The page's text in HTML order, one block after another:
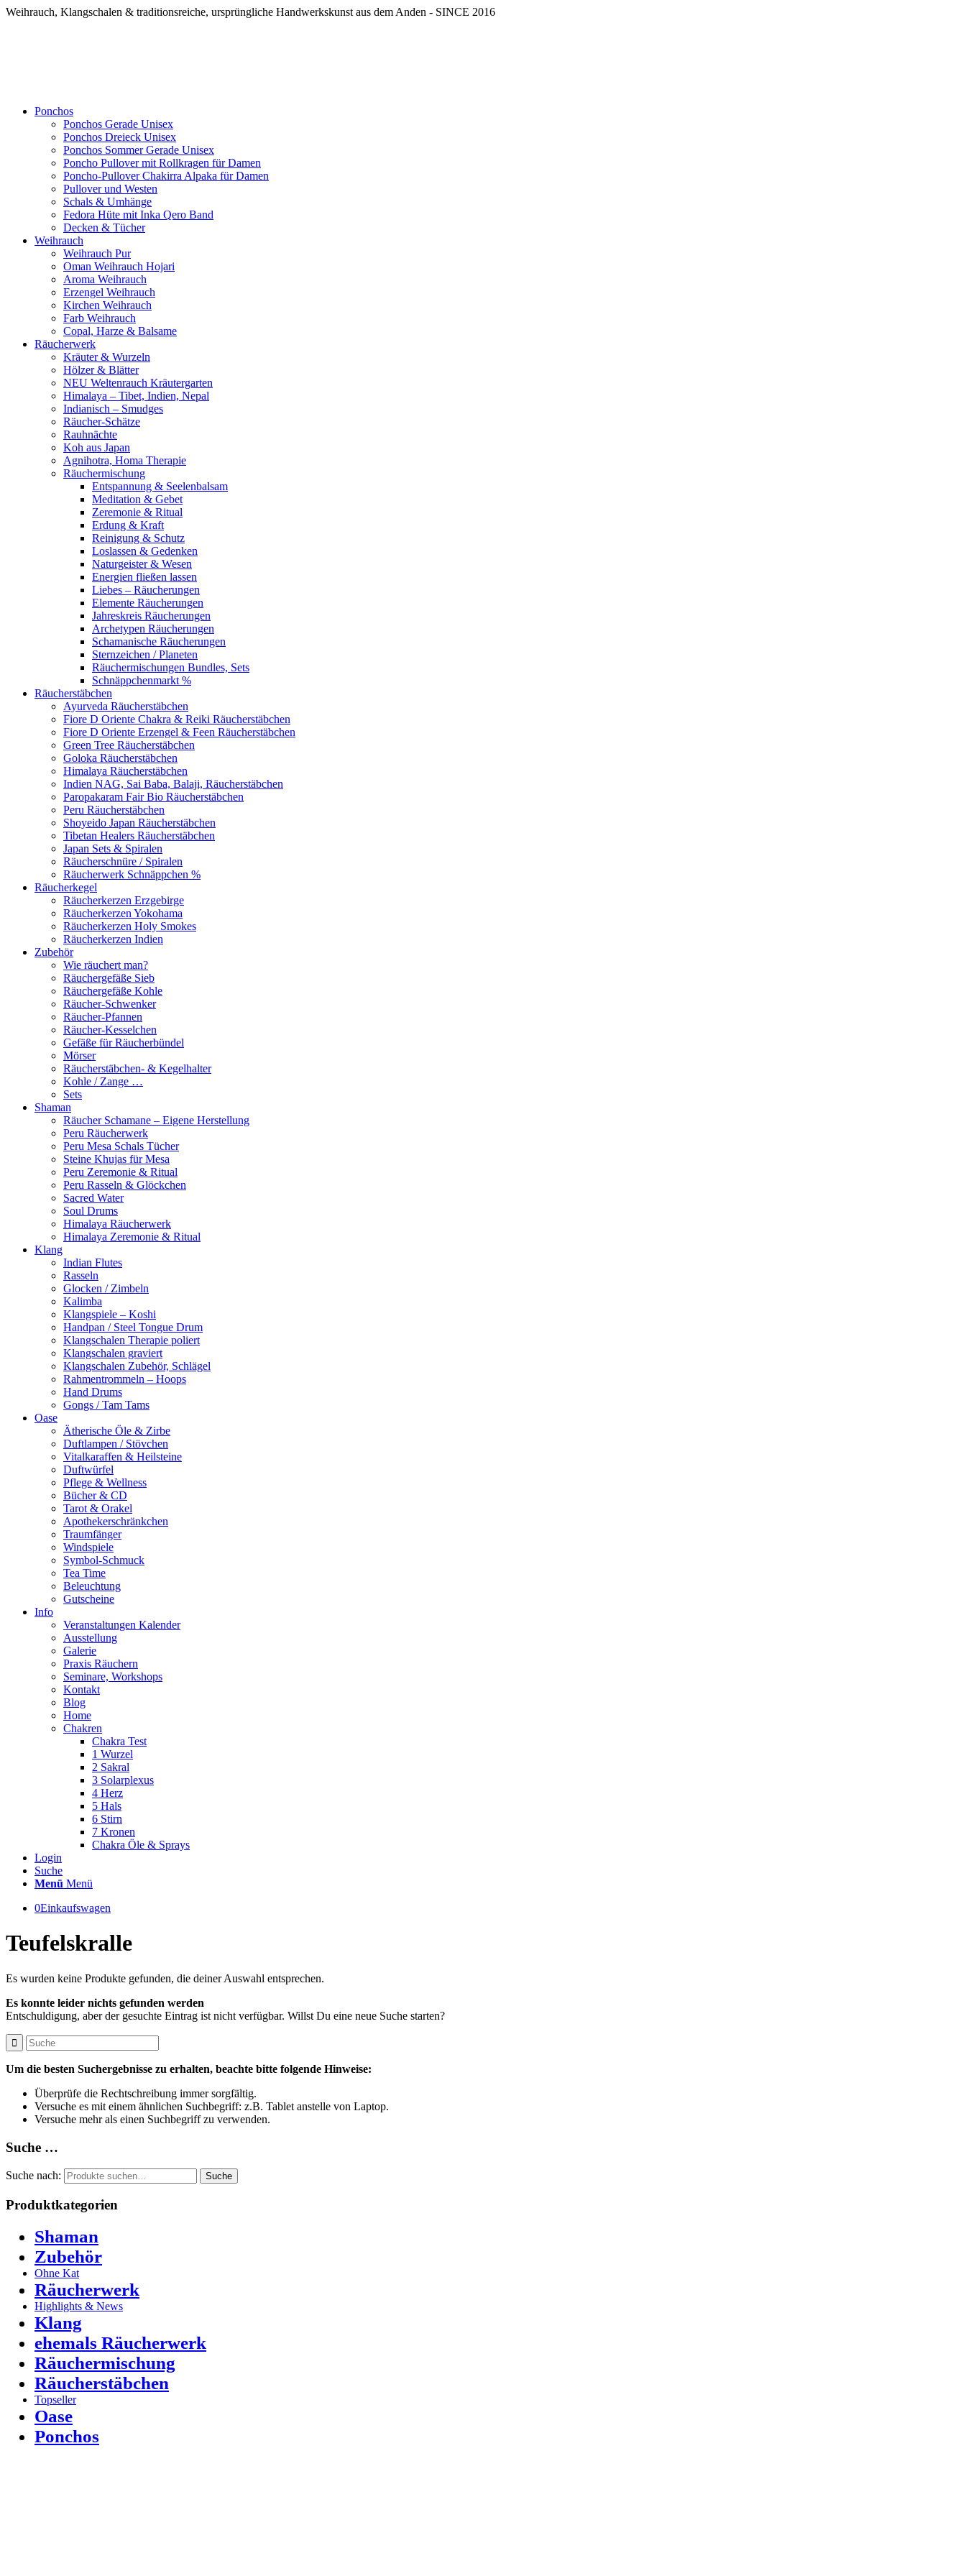
Weihrauch, Klangschalen & traditionsreiche, ursprüngliche Handwerkskunst aus dem Anden - SINCE 2016
Ponchos
Ponchos Gerade Unisex
Ponchos Dreieck Unisex
Ponchos Sommer Gerade Unisex
Poncho Pullover mit Rollkragen für Damen
Poncho-Pullover Chakirra Alpaka für Damen
Pullover und Westen
Schals & Umhänge
Fedora Hüte mit Inka Qero Band
Decken & Tücher
Weihrauch
Weihrauch Pur
Oman Weihrauch Hojari
Aroma Weihrauch
Erzengel Weihrauch
Kirchen Weihrauch
Farb Weihrauch
Copal, Harze & Balsame
Räucherwerk
Kräuter & Wurzeln
Hölzer & Blätter
NEU Weltenrauch Kräutergarten
Himalaya – Tibet, Indien, Nepal
Indianisch – Smudges
Räucher-Schätze
Rauhnächte
Koh aus Japan
Agnihotra, Homa Therapie
Räuchermischung
Entspannung & Seelenbalsam
Meditation & Gebet
Zeremonie & Ritual
Erdung & Kraft
Reinigung & Schutz
Loslassen & Gedenken
Naturgeister & Wesen
Energien fließen lassen
Liebes – Räucherungen
Elemente Räucherungen
Jahreskreis Räucherungen
Archetypen Räucherungen
Schamanische Räucherungen
Sternzeichen / Planeten
Räuchermischungen Bundles, Sets
Schnäppchenmarkt %
Räucherstäbchen
Ayurveda Räucherstäbchen
Fiore D Oriente Chakra & Reiki Räucherstäbchen
Fiore D Oriente Erzengel & Feen Räucherstäbchen
Green Tree Räucherstäbchen
Goloka Räucherstäbchen
Himalaya Räucherstäbchen
Indien NAG, Sai Baba, Balaji, Räucherstäbchen
Paropakaram Fair Bio Räucherstäbchen
Peru Räucherstäbchen
Shoyeido Japan Räucherstäbchen
Tibetan Healers Räucherstäbchen
Japan Sets & Spiralen
Räucherschnüre / Spiralen
Räucherwerk Schnäppchen %
Räucherkegel
Räucherkerzen Erzgebirge
Räucherkerzen Yokohama
Räucherkerzen Holy Smokes
Räucherkerzen Indien
Zubehör
Wie räuchert man?
Räuchergefäße Sieb
Räuchergefäße Kohle
Räucher-Schwenker
Räucher-Pfannen
Räucher-Kesselchen
Gefäße für Räucherbündel
Mörser
Räucherstäbchen- & Kegelhalter
Kohle / Zange …
Sets
Shaman
Räucher Schamane – Eigene Herstellung
Peru Räucherwerk
Peru Mesa Schals Tücher
Steine Khujas für Mesa
Peru Zeremonie & Ritual
Peru Rasseln & Glöckchen
Sacred Water
Soul Drums
Himalaya Räucherwerk
Himalaya Zeremonie & Ritual
Klang
Indian Flutes
Rasseln
Glocken / Zimbeln
Kalimba
Klangspiele – Koshi
Handpan / Steel Tongue Drum
Klangschalen Therapie poliert
Klangschalen graviert
Klangschalen Zubehör, Schlägel
Rahmentrommeln – Hoops
Hand Drums
Gongs / Tam Tams
Oase
Ätherische Öle & Zirbe
Duftlampen / Stövchen
Vitalkaraffen & Heilsteine
Duftwürfel
Pflege & Wellness
Bücher & CD
Tarot & Orakel
Apothekerschränkchen
Traumfänger
Windspiele
Symbol-Schmuck
Tea Time
Beleuchtung
Gutscheine
Info
Veranstaltungen Kalender
Ausstellung
Galerie
Praxis Räuchern
Seminare, Workshops
Kontakt
Blog
Home
Chakren
Chakra Test
1 Wurzel
2 Sakral
3 Solarplexus
4 Herz
5 Hals
6 Stirn
7 Kronen
Chakra Öle & Sprays
Login
Suche
Menü Menü
0Einkaufswagen
Teufelskralle
Es wurden keine Produkte gefunden, die deiner Auswahl entsprechen.
Es konnte leider nichts gefunden werden
Entschuldigung, aber der gesuchte Eintrag ist nicht verfügbar. Willst Du eine neue Suche starten?
Um die besten Suchergebnisse zu erhalten, beachte bitte folgende Hinweise:
Überprüfe die Rechtschreibung immer sorgfältig.
Versuche es mit einem ähnlichen Suchbegriff: z.B. Tablet anstelle von Laptop.
Versuche mehr als einen Suchbegriff zu verwenden.
Suche …
Suche nach: Suche
Produktkategorien
Shaman
Zubehör
Ohne Kat
Räucherwerk
Highlights & News
Klang
ehemals Räucherwerk
Räuchermischung
Räucherstäbchen
Topseller
Oase
Ponchos